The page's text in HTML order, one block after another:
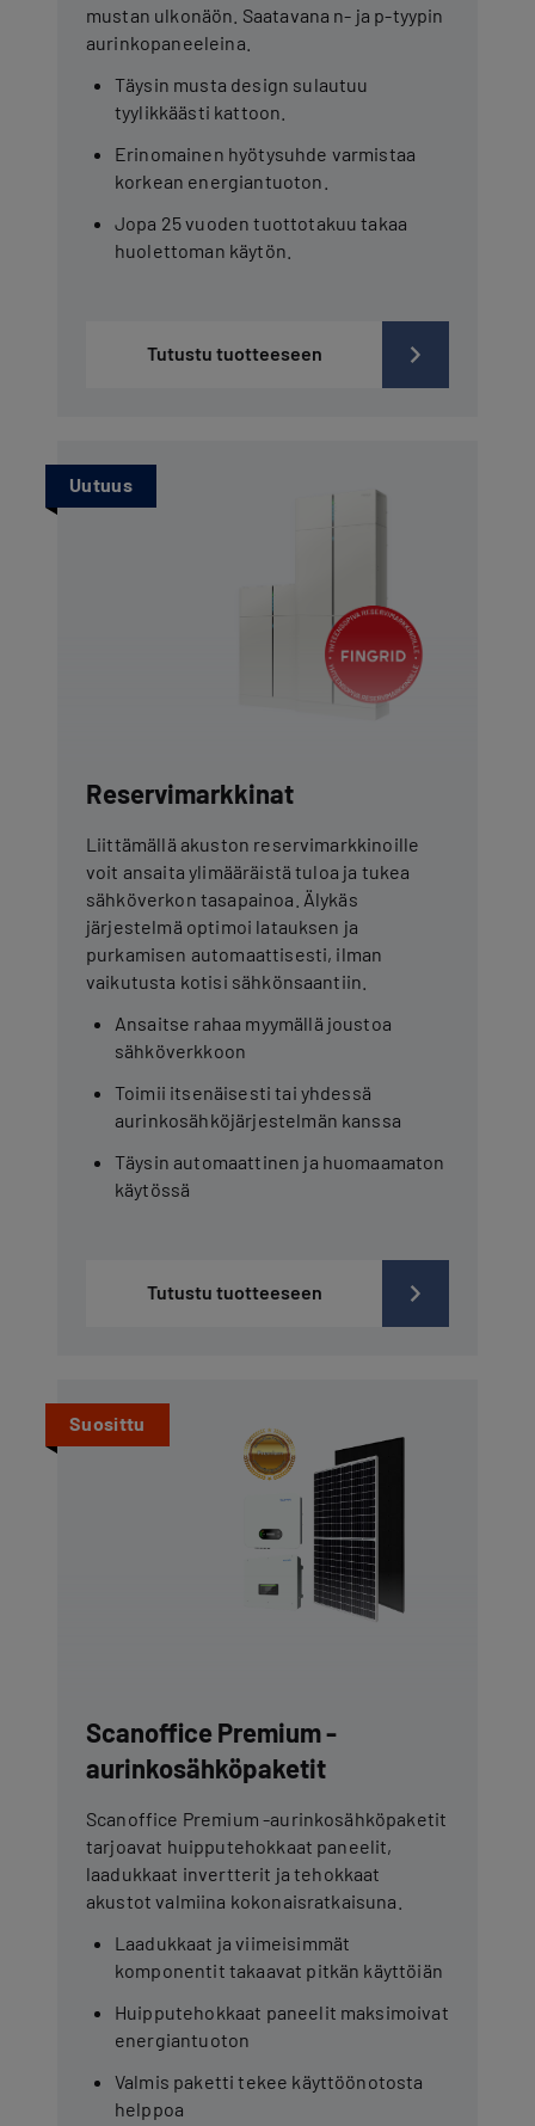
mustan ulkonäön. Saatavana n- ja p-tyypin
aurinkopaneeleina.
Täysin musta design sulautuu
tyylikkäästi kattoon.
Erinomainen hyötysuhde varmistaa
korkean energiantuoton.
Jopa 25 vuoden tuottotakuu takaa
huolettoman käytön.
Tutustu tuotteeseen
Uutuus
Reservimarkkinat
Liittämällä akuston reservimarkkinoille
voit ansaita ylimääräistä tuloa ja tukea
sähköverkon tasapainoa. Älykäs
järjestelmä optimoi latauksen ja
purkamisen automaattisesti, ilman
vaikutusta kotisi sähkönsaantiin.
Ansaitse rahaa myymällä joustoa
sähköverkkoon
Toimii itsenäisesti tai yhdessä
aurinkosähköjärjestelmän kanssa
Täysin automaattinen ja huomaamaton
käytössä
Tutustu tuotteeseen
Suosittu
Scanoffice Premium -
aurinkosähköpaketit
Scanoffice Premium -aurinkosähköpaketit
tarjoavat huipputehokkaat paneelit,
laadukkaat invertterit ja tehokkaat
akustot valmiina kokonaisratkaisuna.
Laadukkaat ja viimeisimmät
komponentit takaavat pitkän käyttöiän
Huipputehokkaat paneelit maksimoivat
energiantuoton
Valmis paketti tekee käyttöönotosta
helppoa